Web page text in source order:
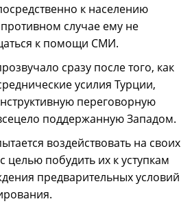
к населению
случае ему не
к помощи СМИ.
сразу после того, как
усилия Турции,
переговорную
поддержанную Западом.
воздействовать на своих
целью побудить их к уступкам
предварительных условий